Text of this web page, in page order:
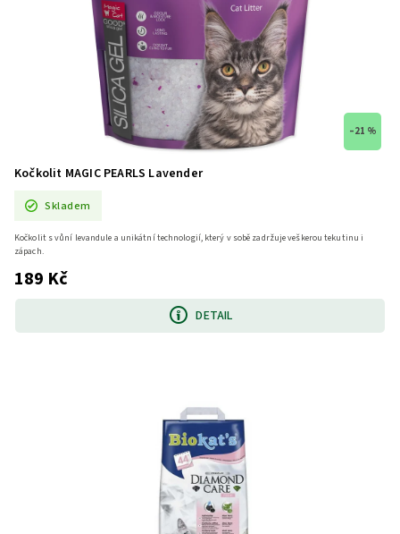
–21 %
Kočkolit MAGIC PEARLS Lavender
Skladem
189 Kč
DETAIL
Kočkolit s vůní levandule a unikátní technologií, který v sobě zadržuje veškerou tekutinu i
zápach.